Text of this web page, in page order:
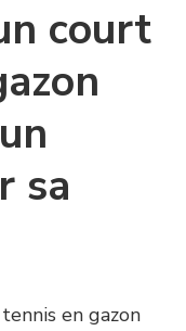
court
sa
en gazon